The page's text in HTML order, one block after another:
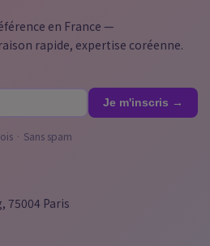
en France —
rapide, expertise coréenne.
· Sans spam
75004 Paris